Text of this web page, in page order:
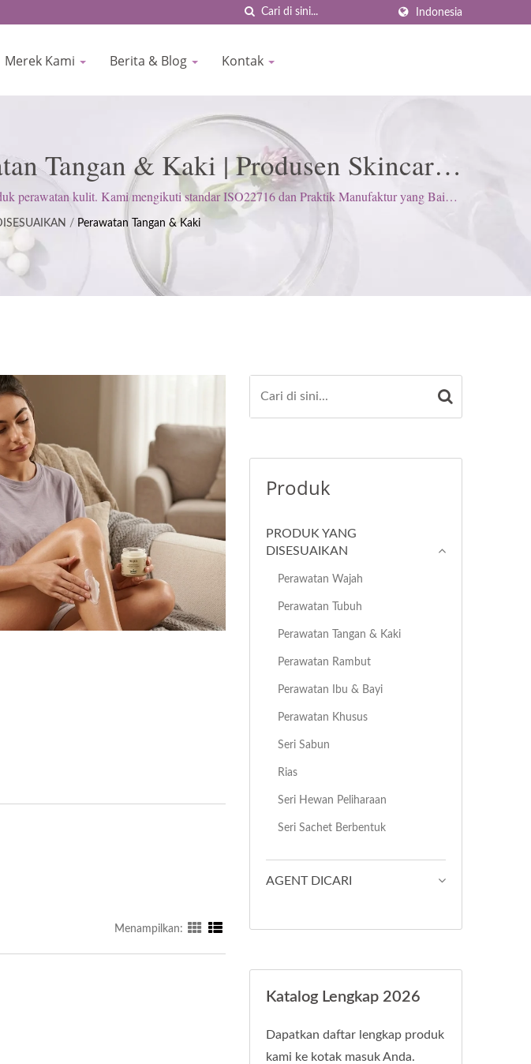
Indonesia
Merek Kami Berita & Blog Kontak
Tangan & Kaki | Produsen Skincare
1977 | BIOCROWN
perawatan kulit. Kami mengikuti standar ISO22716 dan Praktik Manufaktur yang Baik
memenuhi harapan pelanggan.
/ Perawatan Tangan & Kaki
Menampilkan:
Produk
PRODUK YANG
DISESUAIKAN
Perawatan Wajah
Perawatan Tubuh
Perawatan Tangan & Kaki
Perawatan Rambut
Perawatan Ibu & Bayi
Perawatan Khusus
Seri Sabun
Rias
Seri Hewan Peliharaan
Seri Sachet Berbentuk
AGENT DICARI
Katalog Lengkap 2026
Dapatkan daftar lengkap produk
kami ke kotak masuk Anda.